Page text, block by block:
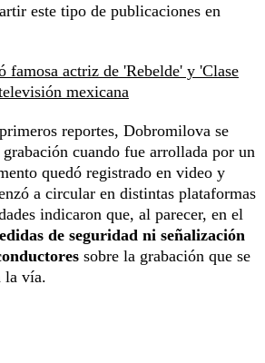
este tipo de publicaciones en
famosa actriz de 'Rebelde' y 'Clase
mexicana
reportes, Dobromilova se
cuando fue arrollada por un
quedó registrado en video y
a circular en distintas plataformas
indicaron que, al parecer, en el
de seguridad ni señalización
sobre la grabación que se
la vía.